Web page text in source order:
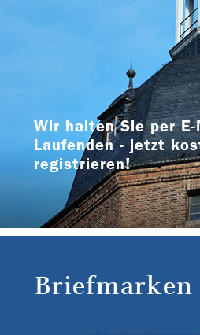
Wir halten Sie per
Laufenden - jetzt
registrieren!
Briefmarken